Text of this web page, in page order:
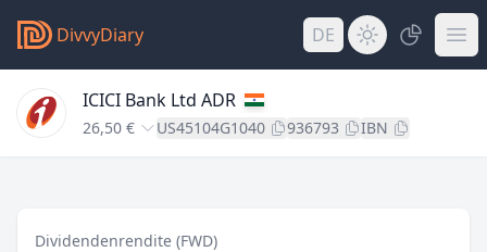
DivvyDiary DE
ICICI Bank Ltd ADR
26,50 € US45104G1040 936793 IBN
Dividendenrendite (FWD)